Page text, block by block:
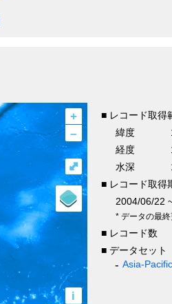
+
–
i
⤢
■ レコード取得
緯度
経度
水深
■ レコード取得
2004/06/22
* データの最
■ レコード数
■ データセット
Asia-